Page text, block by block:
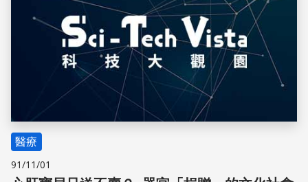
醫療
91/11/01